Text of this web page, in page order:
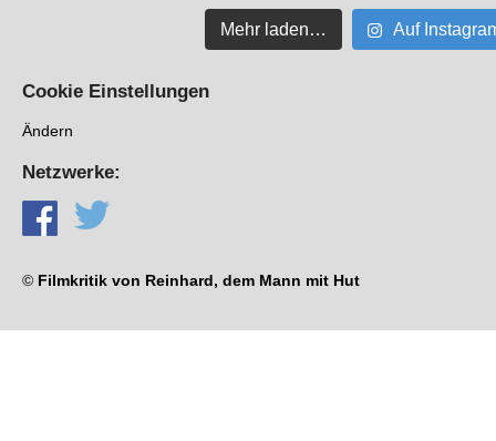
Mehr laden… Auf
Cookie Einstellungen
Ändern
Netzwerke:
© Filmkritik von Reinhard, dem Mann mit Hut